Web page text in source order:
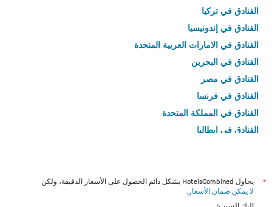
الفنادق في تركيا
الفنادق في إندونيسيا
الفنادق في الامارات العربية المتحدة
الفنادق في البحرين
الفنادق في مصر
الفنادق في فرنسا
الفنادق في المملكة المتحدة
الفنادق في إيطاليا
*
يحاول HotelsCombined بشكل دائم الحصول على الأسعار الدقيقة، ولكن
لا يمكن ضمان الأسعار .